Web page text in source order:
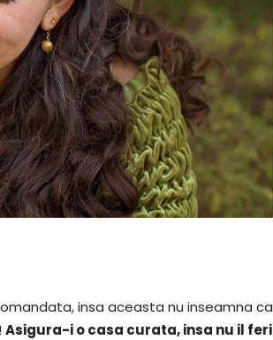
insa aceasta nu inseamna ca
Asigura-i o casa curata, insa nu il feri